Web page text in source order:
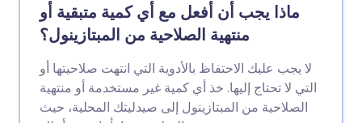
ماذا يجب أن أفعل مع أي كمية متبقية أو
منتهية الصلاحية من المبتازينول؟
لا يجب عليك الاحتفاظ بالأدوية التي انتهت صلاحيتها أو
التي لا تحتاج إليها. خذ أي كمية غير مستخدمة أو منتهية
الصلاحية من المبتازينول إلى صيدليتك المحلية، حيث